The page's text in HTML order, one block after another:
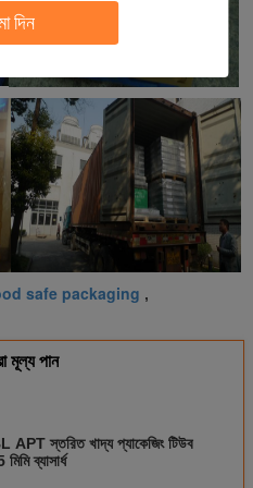
দিন
safe packaging ,
মূল্য পান
স্তরিত খাদ্য প্যাকেজিং টিউব
ব্যাসার্ধ